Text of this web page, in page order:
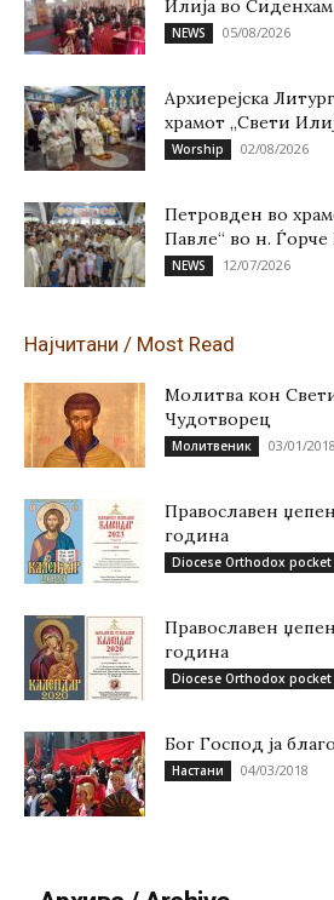
Илија во Сиденхам
NEWS 05/08/2026
Архиерејска
храмот „Свети
Worship 02/08/2026
Петровден во
Павле“ во н. Ѓорче
NEWS 12/07/2026
Најчитани / Most Read
Молитва кон
Чудотворец
Молитвеник 03/01/2018
Православен
година
Diocese Orthodox
Православен
година
Diocese Orthodox
Бог Господ ја
Настани 04/03/2018